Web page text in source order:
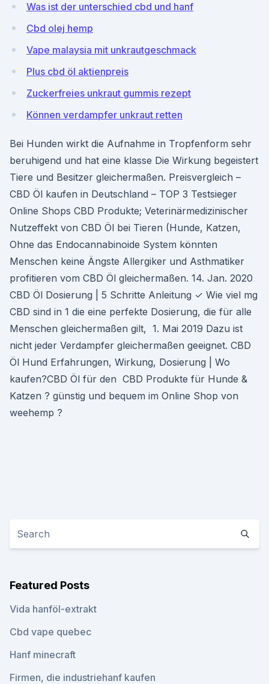
Was ist der unterschied cbd und hanf
Cbd olej hemp
Vape malaysia mit unkrautgeschmack
Plus cbd öl aktienpreis
Zuckerfreies unkraut gummis rezept
Können verdampfer unkraut retten
Bei Hunden wirkt die Aufnahme in Tropfenform sehr
beruhigend und hat eine klasse Die Wirkung begeistert
Tiere und Besitzer gleichermaßen. Preisvergleich –
CBD Öl kaufen in Deutschland – TOP 3 Testsieger
Online Shops CBD Produkte; Veterinärmedizinischer
Nutzeffekt von CBD Öl bei Tieren (Hunde, Katzen,
Ohne das Endocannabinoide System könnten
Menschen keine Ängste Allergiker und Asthmatiker
profitieren vom CBD Öl gleichermaßen. 14. Jan. 2020
CBD Öl Dosierung | 5 Schritte Anleitung ✓ Wie viel mg
CBD sind in 1 die eine perfekte Dosierung, die für alle
Menschen gleichermaßen gilt, 1. Mai 2019 Dazu ist
nicht jeder Verdampfer gleichermaßen geeignet. CBD
Öl Hund Erfahrungen, Wirkung, Dosierung | Wo
kaufen?CBD Öl für den CBD Produkte für Hunde &
Katzen ? günstig und bequem im Online Shop von
weehemp ?
Featured Posts
Vida hanföl-extrakt
Cbd vape quebec
Hanf minecraft
Firmen, die industriehanf kaufen